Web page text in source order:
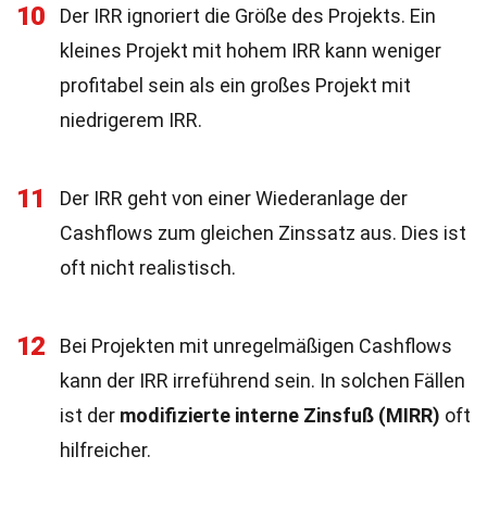
10
Der IRR ignoriert die Größe des Projekts. Ein
kleines Projekt mit hohem IRR kann weniger
profitabel sein als ein großes Projekt mit
niedrigerem IRR.
11
Der IRR geht von einer Wiederanlage der
Cashflows zum gleichen Zinssatz aus. Dies ist
oft nicht realistisch.
12
Bei Projekten mit unregelmäßigen Cashflows
kann der IRR irreführend sein. In solchen Fällen
ist der modifizierte interne Zinsfuß (MIRR) oft
hilfreicher.